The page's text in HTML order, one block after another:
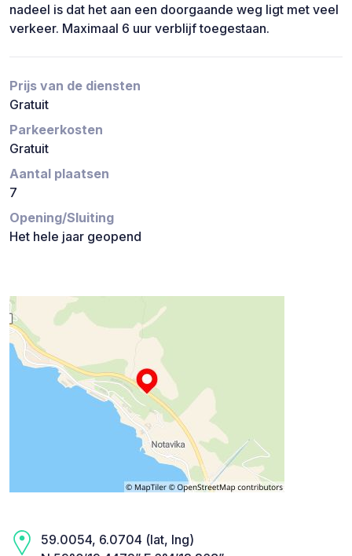
nadeel is dat het aan een doorgaande weg ligt met veel
verkeer. Maximaal 6 uur verblijf toegestaan.
Prijs van de diensten
Gratuit
Parkeerkosten
Gratuit
Aantal plaatsen
7
Opening/Sluiting
Het hele jaar geopend
59.0054, 6.0704 (lat, lng)